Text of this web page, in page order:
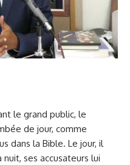
le grand public, le
de jour, comme
dans la Bible. Le jour, il
ses accusateurs lui